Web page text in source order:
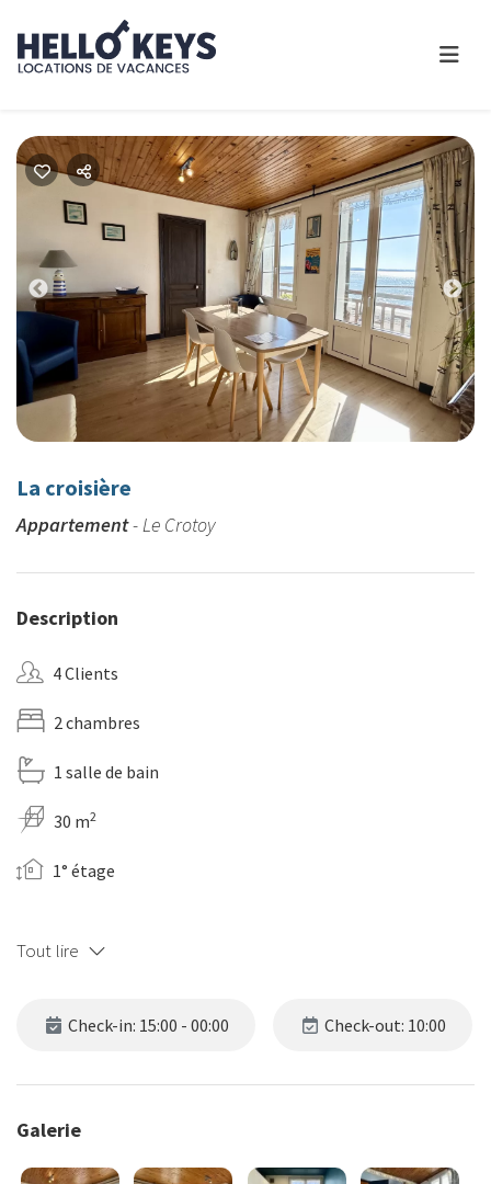
Previous
La croisière
Appartement- Le Crotoy
Description
4 Clients
2 chambres
1 salle de bain
30 m2
1° étage
Tout lire
Check-in: 15:00 - 00:00 Check-out: 10:00
Galerie